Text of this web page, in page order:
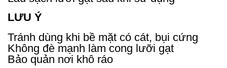
LƯU Ý
Tránh dùng khi bề mặt có cát, bụi cứng
Không đè mạnh làm cong lưỡi gạt
Bảo quản nơi khô ráo